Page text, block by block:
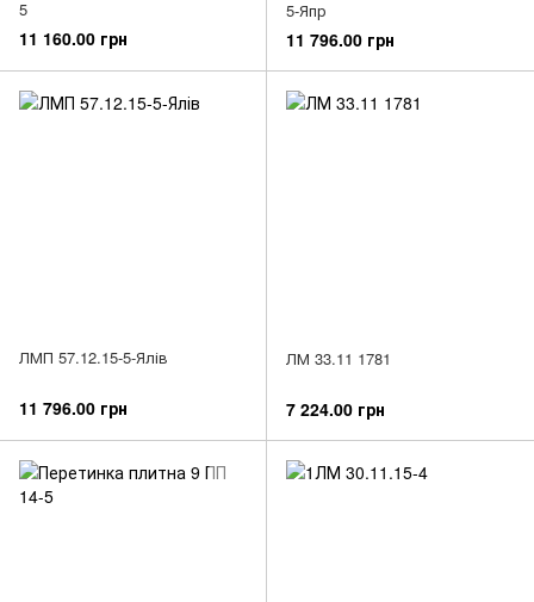
5
11 160.00 грн
5-Япр
11 796.00 грн
ЛМП 57.12.15-5-Ялів
11 796.00 грн
ЛМ 33.11 1781
7 224.00 грн